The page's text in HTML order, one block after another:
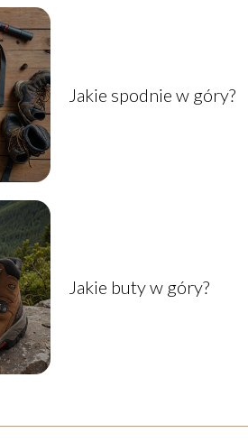
Jakie spodnie w góry?
Jakie buty w góry?